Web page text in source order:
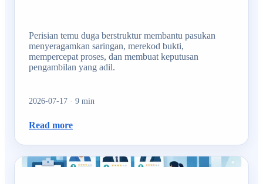
Perisian temu duga berstruktur membantu pasukan
menyeragamkan saringan, merekod bukti,
mempercepat proses, dan membuat keputusan
pengambilan yang adil.
2026-07-17 · 9 min
Read more